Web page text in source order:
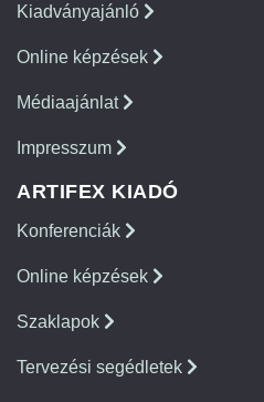
Kiadványajánló
Online képzések
Médiaajánlat
Impresszum
ARTIFEX KIADÓ
Konferenciák
Online képzések
Szaklapok
Tervezési segédletek